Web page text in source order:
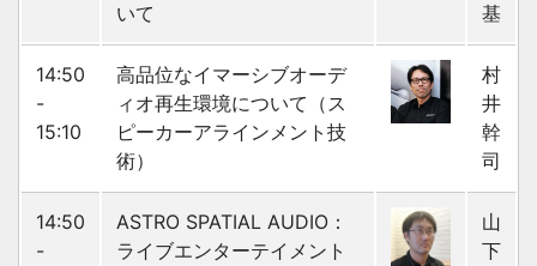
いて
基
14:50
-
15:10
高品位なイマーシブオーデ
ィオ再生環境について（ス
ピーカーアラインメント技
術）
村
井
幹
司
14:50
-
ASTRO SPATIAL AUDIO：
ライブエンターテイメント
山
下